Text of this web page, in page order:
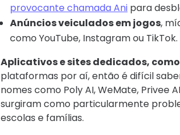
provocante chamada Anipara
Anúncios veiculados em jogos,
como YouTube, Instagram ou TikTok.
Aplicativos e sites dedicados,
plataformas por aí, então é difícil
nomes como Poly AI, WeMate, Privee
surgiram como particularmente
escolas e famílias.